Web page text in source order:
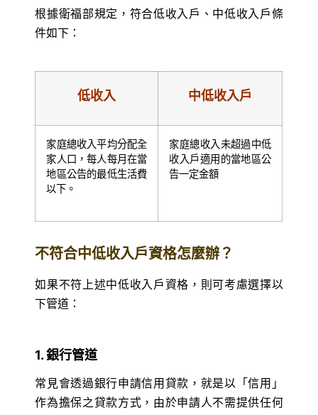
根據衛福部規定，符合低收入戶、中低收入戶條
件如下：
低收入 中低收入戶
家庭總收入平均分配全
家人口，每人每月在當
地區公告的最低生活費
以下。
家庭總收入未超過中低
收入戶適用的當地區公
告一定金額
不符合中低收入戶資格怎麼辦？
如果不符上述中低收入戶資格，則可考慮選擇以
下管道：
1. 銀行管道
常見會透過銀行申請信用貸款，就是以「信用」
作為擔保之貸款方式，由於申請人不需提供任何